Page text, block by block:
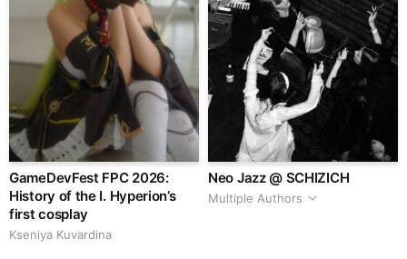
GameDevFest FPC 2026:
History of the I. Hyperion’s
first cosplay
Kseniya Kuvardina
Neo Jazz @ SCHIZICH
Multiple Authors